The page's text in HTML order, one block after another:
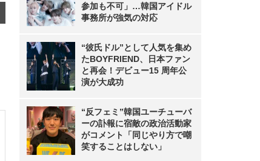
参加も不可」…韓国アイドル
事務所が強気の対応
“彼氏ドル”として人気を集め
たBOYFRIEND、日本ファン
と再会！デビュー15 周年公
演が大成功
“反フェミ”韓国ユーチューバ
ーの訃報に宿敵の政治活動家
がコメント「同じやり方で嘲
笑することはしない」